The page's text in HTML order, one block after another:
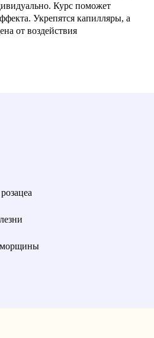
Курс поможет
Укрепятся капилляры, а
от воздействия
морщины